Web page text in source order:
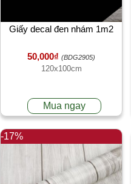
Giấy decal đen nhám 1m2
50,000₫ (BDG2905)
120x100cm
Mua ngay
-17%